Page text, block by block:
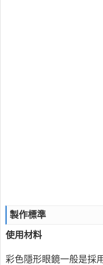
製作標準
使用材料
彩色隱形眼鏡一般是採